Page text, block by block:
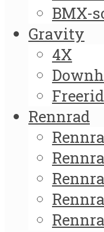
BMX-
Gravity
4X
Rennrad